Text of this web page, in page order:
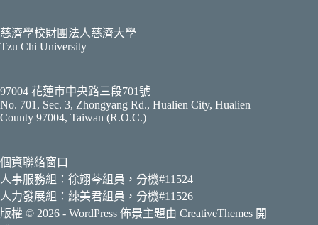
慈濟學校財團法人慈濟大學
Tzu Chi University
97004 花蓮市中央路三段701號
No. 701, Sec. 3, Zhongyang Rd., Hualien City, Hualien
County 97004, Taiwan (R.O.C.)
個資聯絡窗口
人事服務組：徐翊芩組員，分機#11524
人力發展組：練美君組員，分機#11526
版權 © 2026 - WordPress 佈景主題由 CreativeThemes 開